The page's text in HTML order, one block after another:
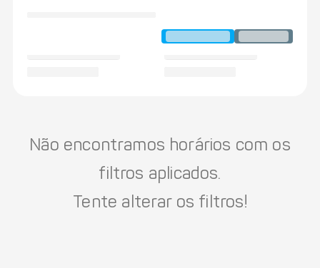
Não encontramos horários com os
filtros aplicados.
Tente alterar os filtros!